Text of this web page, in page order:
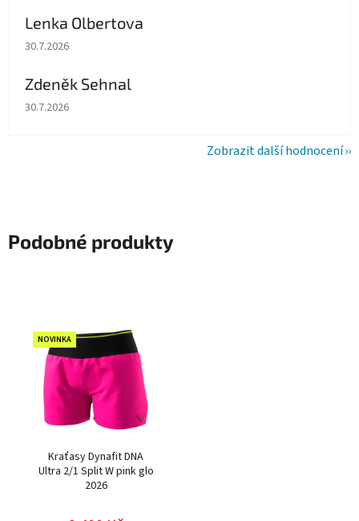
Lenka Olbertova
Hodnocení obchodu je 5 z 5 hvězdiček.
30.7.2026
Zdeněk Sehnal
Hodnocení obchodu je 5 z 5 hvězdiček.
30.7.2026
Zobrazit další hodnocení
Podobné produkty
NOVINKA
Kraťasy Dynafit DNA
Ultra 2/1 Split W pink glo
2026